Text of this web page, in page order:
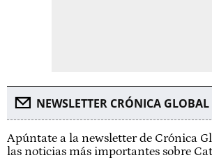
NEWSLETTER CRÓNICA GLOBAL
Apúntate a la newsletter de Crónica
las noticias más importantes sobre